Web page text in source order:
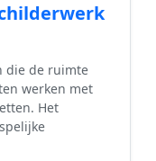
die de ruimte
werken met
Het